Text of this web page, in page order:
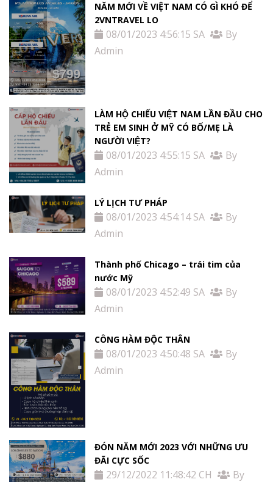
NĂM MỚI VỀ VIỆT NAM CÓ GÌ KHÓ ĐỂ
2VNTRAVEL LO
08/01/2023 4:56:15 SA
By
Admin
LÀM HỘ CHIẾU VIỆT NAM LẦN ĐẦU CHO
TRẺ EM SINH Ở MỸ CÓ BỐ/MẸ LÀ
NGƯỜI VIỆT?
08/01/2023 4:55:15 SA
By
Admin
LÝ LỊCH TƯ PHÁP
08/01/2023 4:54:14 SA
By
Admin
Thành phố Chicago – trái tim của
nước Mỹ
08/01/2023 4:52:49 SA
By
Admin
CÔNG HÀM ĐỘC THÂN
08/01/2023 4:50:48 SA
By
Admin
ĐÓN NĂM MỚI 2023 VỚI NHỮNG ƯU
ĐÃI CỰC SỐC
29/12/2022 11:48:42 CH
By